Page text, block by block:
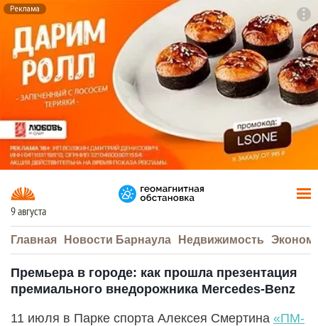
Реклама
9 августа
Главная Новости Барнаула Недвижимость
Премьера в городе: как прошла презентация
премиального внедорожника Mercedes-Benz
11 июля в Парке спорта Алексея Смертина «ПМ-